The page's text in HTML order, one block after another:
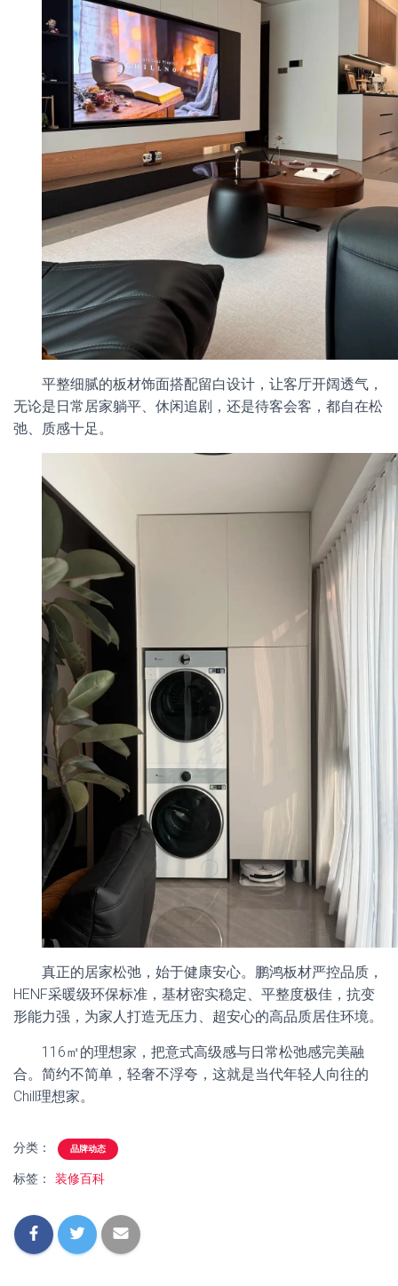
平整细腻的板材饰面搭配留白设计，让客厅开阔透气，
无论是日常居家躺平、休闲追剧，还是待客会客，都自在松
弛、质感十足。
真正的居家松弛，始于健康安心。鹏鸿板材严控品质，
HENF采暖级环保标准，基材密实稳定、平整度极佳，抗变
形能力强，为家人打造无压力、超安心的高品质居住环境。
116㎡的理想家，把意式高级感与日常松弛感完美融
合。简约不简单，轻奢不浮夸，这就是当代年轻人向往的
Chill理想家。
分类： 品牌动态
标签： 装修百科